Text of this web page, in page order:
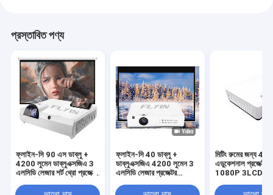
প্রস্তাবিত পণ্য
ফ্লাইন-সি 90 এস ডাব্লু +
4200 লুমেন ডাব্লুএক্সজিএ 3
এলসিডি লেজার শর্ট থ্রো প্রজেক্টর
5000000: 1 বিপরীতে শিক্ষা
ফ্লাইন-সি 40 ডাব্লু +
ডাব্লুএক্সজিএ 4200 লুমেন 3
এলসিডি লেজার প্রজেক্টর
কনফারেন্স ক্লাসরুম শিক্ষামূলক
মিটিং রুমের জন্য
এডুকেশনাল প্রজেক্টর
1080P 3LCD